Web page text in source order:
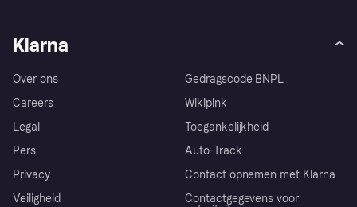
Klarna
Over ons
Careers
Legal
Pers
Privacy
Veiligheid
Gedragscode BNPL
Wikipink
Toegankelijkheid
Auto-Track
Contact opnemen met Klarna
Contactgegevens voor